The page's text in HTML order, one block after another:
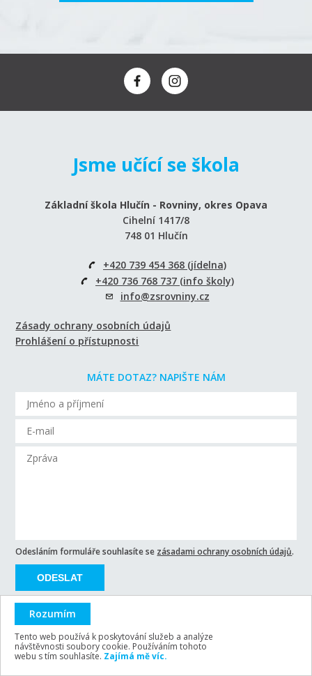
Jsme učící se škola
Základní škola Hlučín - Rovniny, okres Opava
Cihelní 1417/8
748 01 Hlučín
+420 739 454 368 (jídelna)
+420 736 768 737 (info školy)
info@zsrovniny.cz
Zásady ochrany osobních údajů
Prohlášení o přístupnosti
MÁTE DOTAZ? NAPIŠTE NÁM
Odesláním formuláře souhlasíte se zásadami ochrany osobních údajů.
ODESLAT
ARSY line - tvorba webových stránek a eshopů
Rozumím
Tento web používá k poskytování služeb a analýze
návštěvnosti soubory cookie. Používáním tohoto
webu s tím souhlasíte. Zajímá mě víc.